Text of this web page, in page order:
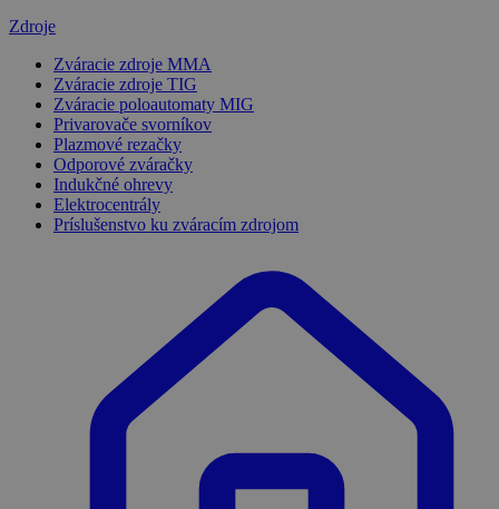
Zdroje
Zváracie zdroje MMA
Zváracie zdroje TIG
Zváracie poloautomaty MIG
Privarovače svorníkov
Plazmové rezačky
Odporové zváračky
Indukčné ohrevy
Elektrocentrály
Príslušenstvo ku zváracím zdrojom